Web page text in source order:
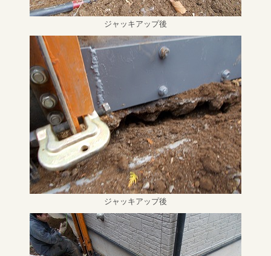
ジャッキアップ後
ジャッキアップ後